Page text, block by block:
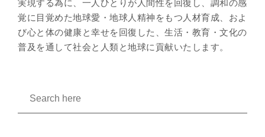
実現する為に、一人ひとりが人間性を回復し、調和の感
覚に目覚めた地球愛・地球人精神をもつ人材育成、およ
び心と体の健康と幸せを回復した、生活・教育・文化の
普及を通して社会と人類と地球に貢献いたします。